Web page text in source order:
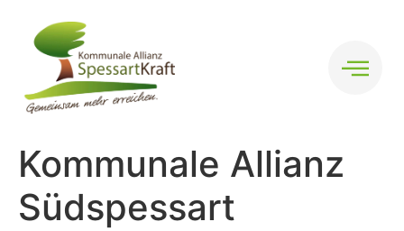
Kommunale Allianz
Südspessart